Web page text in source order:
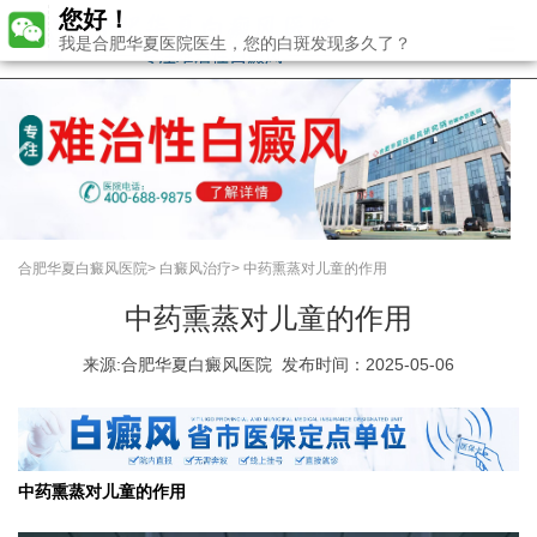
合肥华夏白癜风医院> 白癜风治疗> 中药熏蒸对儿童的作用
中药熏蒸对儿童的作用
来源:合肥华夏白癜风医院 发布时间：2025-05-06
中药熏蒸对儿童的作用
您好！
我是合肥华夏医院医生，您的白斑发现多久了？